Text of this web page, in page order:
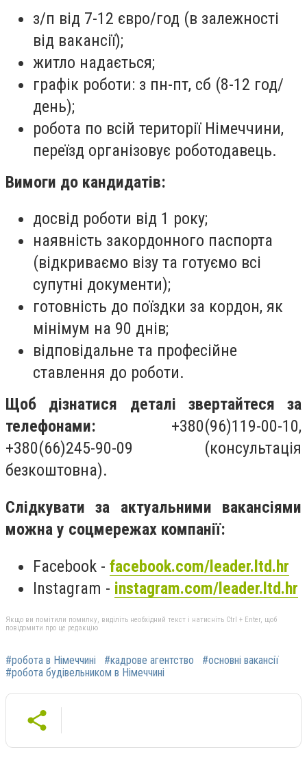
з/п від 7-12 євро/год (в залежності
від вакансії);
житло надається;
графік роботи: з пн-пт, сб (8-12 год/
день);
робота по всій території Німеччини,
переїзд організовує роботодавець.
Вимоги до кандидатів:
досвід роботи від 1 року;
наявність закордонного паспорта
(відкриваємо візу та готуємо всі
супутні документи);
готовність до поїздки за кордон, як
мінімум на 90 днів;
відповідальне та професійне
ставлення до роботи.
Щоб дізнатися деталі звертайтеся за
телефонами: +380(96)119-00-10,
+380(66)245-90-09 (консультація
безкоштовна).
Слідкувати за актуальними вакансіями
можна у соцмережах компанії:
Facebook - facebook.com/leader.ltd.hr
Instagram - instagram.com/leader.ltd.hr
Якщо ви помітили помилку, виділіть необхідний текст і натисніть Ctrl + Enter, щоб
повідомити про це редакцію
#робота в Німеччині #кадрове агентство
#основні вакансії
#робота будівельником в Німеччині